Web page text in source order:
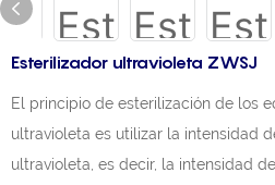
Esterilizador ultravioleta ZWSJ
El principio de esterilización de los
ultravioleta es utilizar la intensidad
ultravioleta, es decir, la intensidad